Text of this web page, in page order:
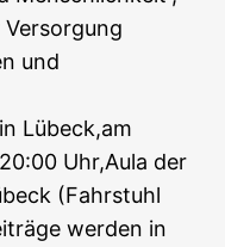
und
Lübeck,am
Uhr,Aula der
(Fahrstuhl
werden in